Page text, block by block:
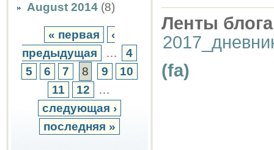
August 2014 (8)
« первая
‹
предыдущая
…
4
5
6 7 8 9
10
11
12
…
следующая ›
последняя »
Ленты
(fa)